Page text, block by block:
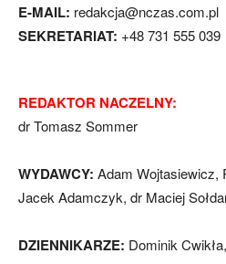
E-MAIL: redakcja@nczas.com.pl
SEKRETARIAT: +48 731 555 039
REDAKTOR NACZELNY:
dr Tomasz Sommer
WYDAWCY: Adam Wojtasiewicz,
Jacek Adamczyk, dr Maciej
DZIENNIKARZE: Dominik